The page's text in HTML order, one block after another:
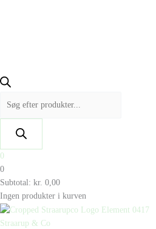
0
0
Subtotal: kr. 0,00
Ingen produkter i kurven
Straarup & Co